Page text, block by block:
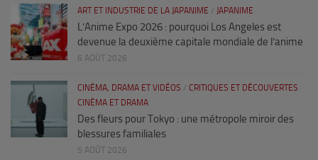
ART ET INDUSTRIE DE LA JAPANIME / JAPANIME
L’Anime Expo 2026 : pourquoi Los Angeles est
devenue la deuxième capitale mondiale de l’anime
6 AOÛT 2026
CINÉMA, DRAMA ET VIDÉOS / CRITIQUES ET DÉCOUVERTES
CINÉMA ET DRAMA
Des fleurs pour Tokyo : une métropole miroir des
blessures familiales
5 AOÛT 2026